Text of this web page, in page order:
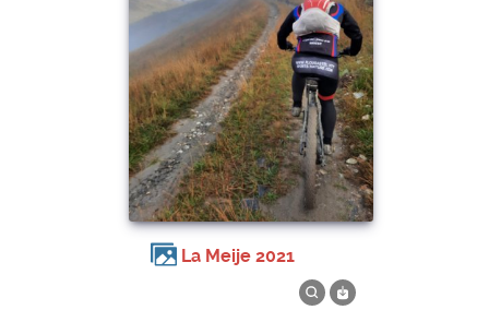
La Meije 2021